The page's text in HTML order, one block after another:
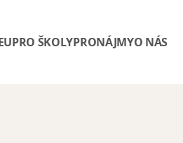
PRO ŠKOLYPRONÁJMYO NÁS